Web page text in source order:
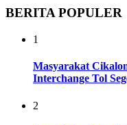
BERITA POPULER
1
Masyarakat
Interchange Tol
2